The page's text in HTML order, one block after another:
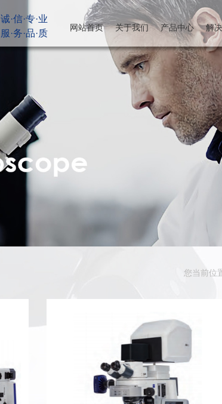
诚·信·专·业
服·务·品·质
网站首页 关于我们 产品中心 解
您当前位